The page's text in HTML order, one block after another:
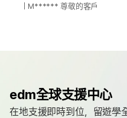
M****** 尊敬的客戶
edm全球支援中心
在地支援即時到位，留遊學